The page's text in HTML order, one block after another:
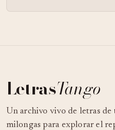
LetrasTango
Un archivo vivo de letras de
milongas para explorar el